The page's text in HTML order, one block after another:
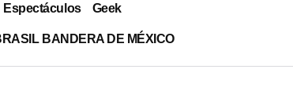
Espectáculos Geek
BANDERA DE MÉXICO